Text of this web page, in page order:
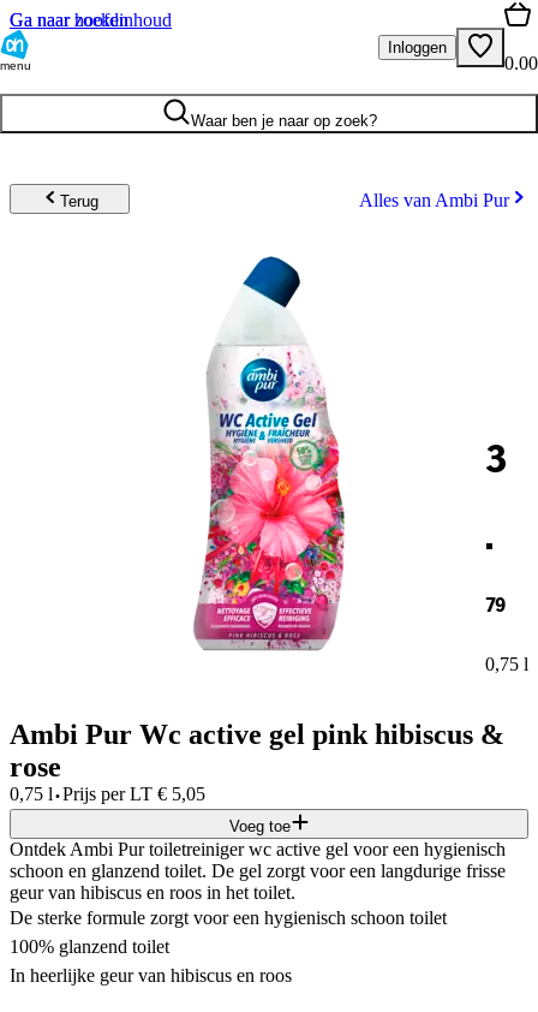
Ga naar hoofdinhoud
Ga naar zoeken
menu
Inloggen
0.00
Waar ben je naar op zoek?
Terug Alles van Ambi Pur
3
.
79
0,75 l
Ambi Pur Wc active gel pink hibiscus &
rose
0,75 l·Prijs per LT € 5,05
Voeg toe
Ontdek Ambi Pur toiletreiniger wc active gel voor een hygienisch
schoon en glanzend toilet. De gel zorgt voor een langdurige frisse
geur van hibiscus en roos in het toilet.
De sterke formule zorgt voor een hygienisch schoon toilet
100% glanzend toilet
In heerlijke geur van hibiscus en roos